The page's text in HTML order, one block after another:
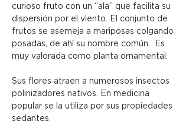
curioso fruto con un “ala” que facilita su
dispersión por el viento. El conjunto de
frutos se asemeja a mariposas colgando
posadas, de ahí su nombre común.  Es
muy valorada como planta ornamental.
Sus flores atraen a numerosos insectos
polinizadores nativos. En medicina
popular se la utiliza por sus propiedades
sedantes.